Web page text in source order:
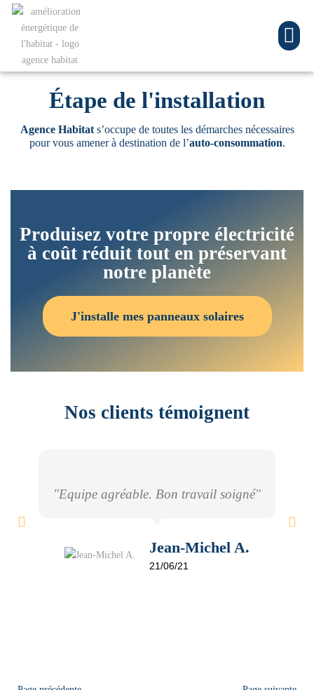
Étape de l'installation
Agence Habitats’occupe de toutes les démarches nécessaires
pour vous amener à destination de l’auto-consommation.
Produisez votre propre électricité
à coût réduit tout en préservant
notre planète
J'installe mes panneaux solaires
Nos clients témoignent
"Equipe agréable. Bon travail soigné"
Jean-Michel A.
21/06/21